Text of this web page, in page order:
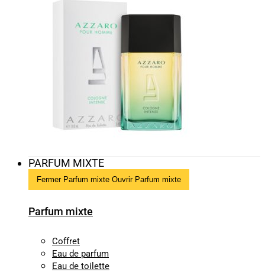
PARFUM MIXTE
Fermer Parfum mixte Ouvrir Parfum mixte
Parfum mixte
Coffret
Eau de parfum
Eau de toilette